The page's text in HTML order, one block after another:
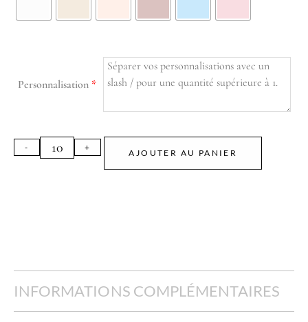
Personnalisation *
AJOUTER AU PANIER
INFORMATIONS COMPLÉMENTAIRES